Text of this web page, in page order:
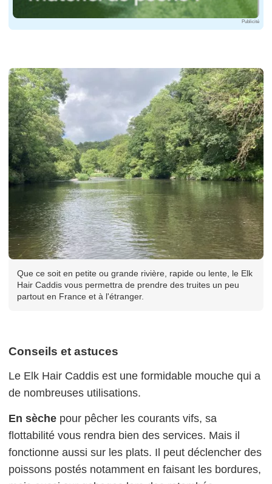
Publicité
Que ce soit en petite ou grande rivière, rapide ou lente, le Elk
Hair Caddis vous permettra de prendre des truites un peu
partout en France et à l'étranger.
Conseils et astuces
Le Elk Hair Caddis est une formidable mouche qui a
de nombreuses utilisations.
En sèche pour pêcher les courants vifs, sa
flottabilité vous rendra bien des services. Mais il
fonctionne aussi sur les plats. Il peut déclencher des
poissons postés notamment en faisant les bordures,